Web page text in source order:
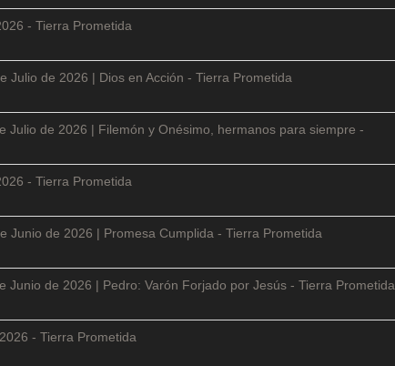
- Tierra Prometida
Julio de 2026 | Dios en Acción - Tierra Prometida
Julio de 2026 | Filemón y Onésimo, hermanos para siempre -
- Tierra Prometida
Junio de 2026 | Promesa Cumplida - Tierra Prometida
Junio de 2026 | Pedro: Varón Forjado por Jesús - Tierra Prometida
- Tierra Prometida